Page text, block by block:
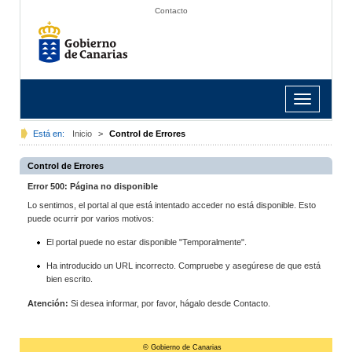
Contacto
Toggle
navigation
Está en: Inicio > Control de Errores
Control de Errores
Error 500: Página no disponible
Lo sentimos, el portal al que está intentado acceder no está disponible. Esto
puede ocurrir por varios motivos:
El portal puede no estar disponible "Temporalmente".
Ha introducido un URL incorrecto. Compruebe y asegúrese de que está
bien escrito.
Atención: Si desea informar, por favor, hágalo desde Contacto.
© Gobierno de Canarias